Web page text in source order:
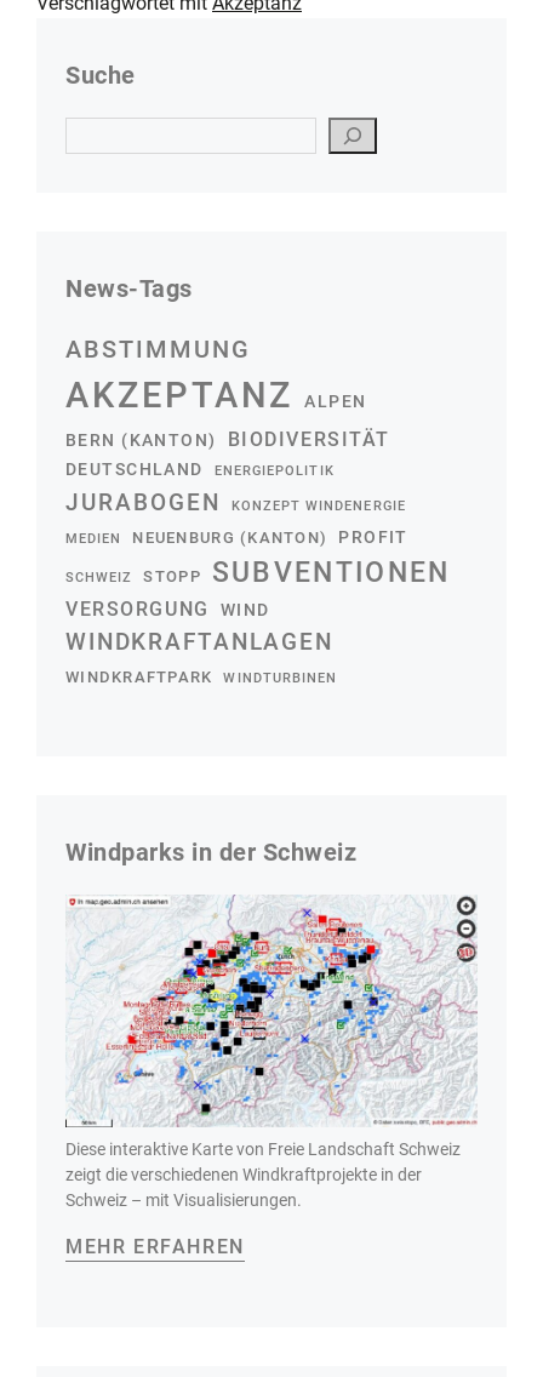
Suche
News-Tags
ABSTIMMUNG
AKZEPTANZ
ALPEN
BERN (KANTON)
BIODIVERSITÄT
DEUTSCHLAND ENERGIEPOLITIK
JURABOGEN KONZEPT WINDENERGIE
MEDIEN NEUENBURG (KANTON) PROFIT
SCHWEIZ STOPP SUBVENTIONEN
VERSORGUNG WIND
WINDKRAFTANLAGEN
WINDKRAFTPARK WINDTURBINEN
Windparks in der Schweiz
Diese interaktive Karte von Freie Landschaft Schweiz
zeigt die verschiedenen Windkraftprojekte in der
Schweiz – mit Visualisierungen.
MEHR ERFAHREN